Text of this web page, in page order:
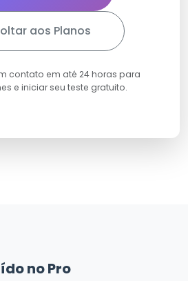
aos Planos
contato em até 24 horas para
e iniciar seu teste gratuito.
no Pro